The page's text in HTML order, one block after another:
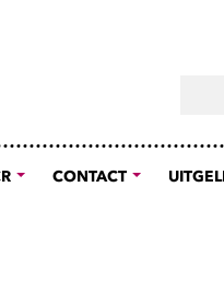
CONTACT